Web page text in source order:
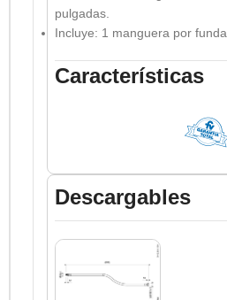
pulgadas.
Incluye: 1 manguera por funda.
Características
Descargables